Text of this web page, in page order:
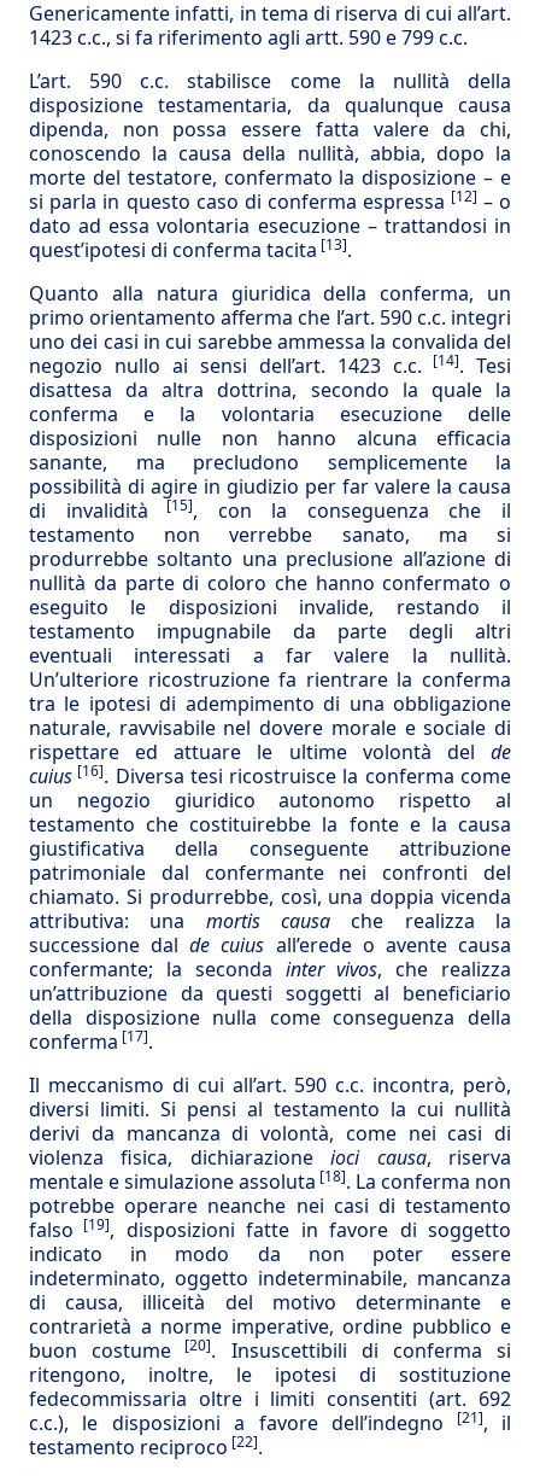
Genericamente infatti, in tema di riserva di cui all’art.
1423 c.c., si fa riferimento agli artt. 590 e 799 c.c.
L’art. 590 c.c. stabilisce come la nullità della
disposizione testamentaria, da qualunque causa
dipenda, non possa essere fatta valere da chi,
conoscendo la causa della nullità, abbia, dopo la
morte del testatore, confermato la disposizione – e
si parla in questo caso di conferma espressa [12] – o
dato ad essa volontaria esecuzione – trattandosi in
quest’ipotesi di conferma tacita [13].
Quanto alla natura giuridica della conferma, un
primo orientamento afferma che l’art. 590 c.c. integri
uno dei casi in cui sarebbe ammessa la convalida del
negozio nullo ai sensi dell’art. 1423 c.c.
[14]. Tesi
disattesa da altra dottrina, secondo la quale la
conferma e la volontaria esecuzione delle
disposizioni nulle non hanno alcuna efficacia
sanante, ma precludono semplicemente la
possibilità di agire in giudizio per far valere la causa
di invalidità
[15], con la conseguenza che il
testamento non verrebbe sanato, ma si
produrrebbe soltanto una preclusione all’azione di
nullità da parte di coloro che hanno confermato o
eseguito le disposizioni invalide, restando il
testamento impugnabile da parte degli altri
eventuali interessati a far valere la nullità.
Un’ulteriore ricostruzione fa rientrare la conferma
tra le ipotesi di adempimento di una obbligazione
naturale, ravvisabile nel dovere morale e sociale di
rispettare ed attuare le ultime volontà del de
cuius [16]. Diversa tesi ricostruisce la conferma come
un negozio giuridico autonomo rispetto al
testamento che costituirebbe la fonte e la causa
giustificativa della conseguente attribuzione
patrimoniale dal confermante nei confronti del
chiamato. Si produrrebbe, così, una doppia vicenda
attributiva: una mortis causa che realizza la
successione dalde cuius all’erede o avente causa
confermante; la seconda inter vivos, che realizza
un’attribuzione da questi soggetti al beneficiario
della disposizione nulla come conseguenza della
conferma [17].
Il meccanismo di cui all’art. 590 c.c. incontra, però,
diversi limiti. Si pensi al testamento la cui nullità
derivi da mancanza di volontà, come nei casi di
violenza fisica, dichiarazioneioci causa, riserva
mentale e simulazione assoluta [18]. La conferma non
potrebbe operare neanche nei casi di testamento
falso [19], disposizioni fatte in favore di soggetto
indicato in modo da non poter essere
indeterminato, oggetto indeterminabile, mancanza
di causa, illiceità del motivo determinante e
contrarietà a norme imperative, ordine pubblico e
buon costume
[20]. Insuscettibili di conferma si
ritengono, inoltre, le ipotesi di sostituzione
fedecommissaria oltre i limiti consentiti (art. 692
c.c.), le disposizioni a favore dell’indegno
[21], il
testamento reciproco [22].